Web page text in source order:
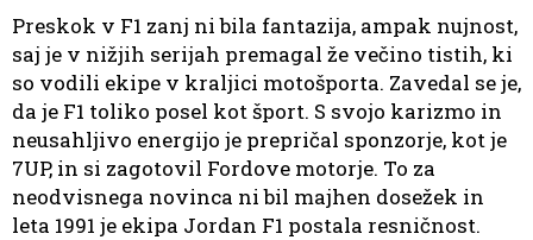
Preskok v F1 zanj ni bila fantazija, ampak nujnost,
saj je v nižjih serijah premagal že večino tistih, ki
so vodili ekipe v kraljici motošporta. Zavedal se je,
da je F1 toliko posel kot šport. S svojo karizmo in
neusahljivo energijo je prepričal sponzorje, kot je
7UP, in si zagotovil Fordove motorje. To za
neodvisnega novinca ni bil majhen dosežek in
leta 1991 je ekipa Jordan F1 postala resničnost.